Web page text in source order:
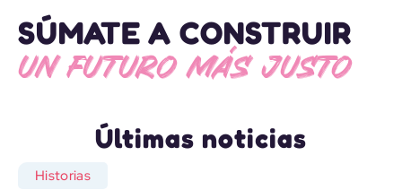
SÚMATE A CONSTRUIR
UN FUTURO MÁS JUSTO
Últimas noticias
Historias